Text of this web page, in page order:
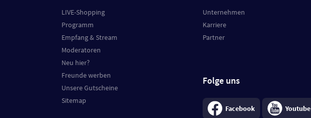
LIVE-Shopping
Programm
Empfang & Stream
Moderatoren
Neu hier?
Freunde werben
Unsere Gutscheine
Sitemap
Unternehmen
Karriere
Partner
Folge uns
Facebook Youtube